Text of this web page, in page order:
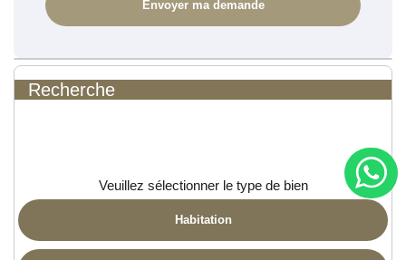
Recherche
Veuillez sélectionner le type de bien
Habitation